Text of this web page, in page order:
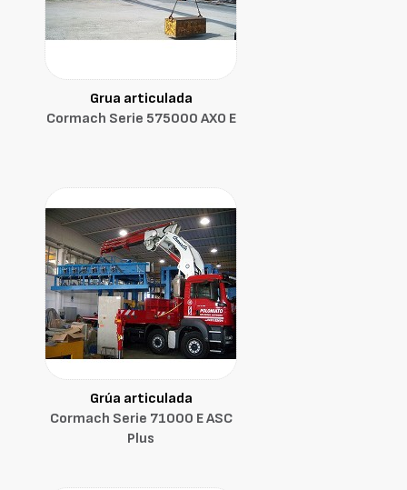
Grua articulada
Cormach Serie 575000 AXO E
Grúa articulada
Cormach Serie 71000 E ASC
Plus